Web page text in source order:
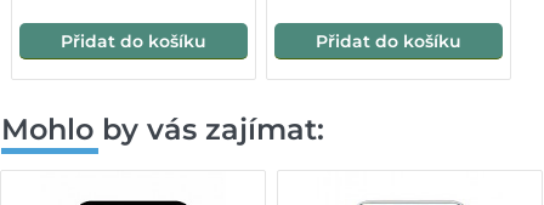
Přidat do košíku Přidat do košíku
Mohlo by vás zajímat: